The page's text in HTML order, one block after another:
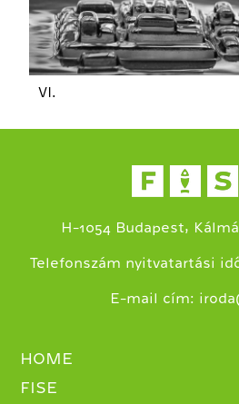
VI.
H-1054 Budapest,
Telefonszám nyitvatartási
E-mail cím:
HOME
FISE